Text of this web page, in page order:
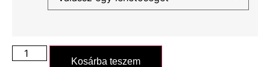
Kosárba teszem